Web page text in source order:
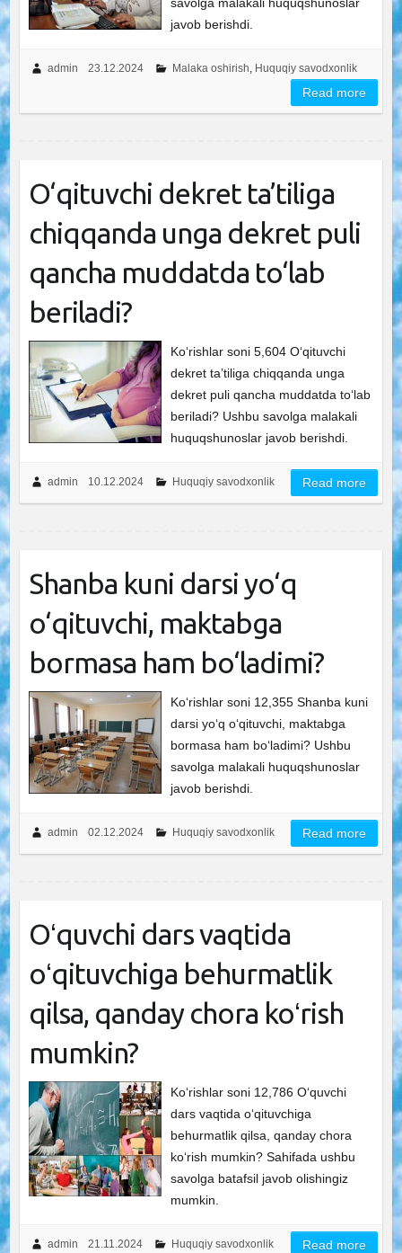
javob berishdi.
admin 23.12.2024 Malaka oshirish Huquqiy savodxonlik
Read more
O‘qituvchi dekret ta’tiliga
chiqqanda unga dekret puli
qancha muddatda to‘lab
beriladi?
Ko‘rishlar soni 5,604 O‘qituvchi
dekret ta’tiliga chiqqanda unga
dekret puli qancha muddatda to‘lab
beriladi? Ushbu savolga malakali
huquqshunoslar javob berishdi.
admin 10.12.2024 Huquqiy savodxonlik Read more
Shanba kuni darsi yo‘q
o‘qituvchi, maktabga
bormasa ham bo‘ladimi?
Ko‘rishlar soni 12,355 Shanba kuni
darsi yo‘q o‘qituvchi, maktabga
bormasa ham bo‘ladimi? Ushbu
savolga malakali huquqshunoslar
javob berishdi.
admin 02.12.2024 Huquqiy savodxonlik Read more
Oʻquvchi dars vaqtida
oʻqituvchiga behurmatlik
qilsa, qanday chora koʻrish
mumkin?
Ko‘rishlar soni 12,786 Oʻquvchi
dars vaqtida oʻqituvchiga
behurmatlik qilsa, qanday chora
koʻrish mumkin? Sahifada ushbu
savolga batafsil javob olishingiz
mumkin.
admin 21.11.2024 Huquqiy savodxonlik Read more